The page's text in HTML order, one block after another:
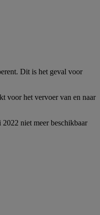
Dit is het geval voor
voor het vervoer van en naar
niet meer beschikbaar